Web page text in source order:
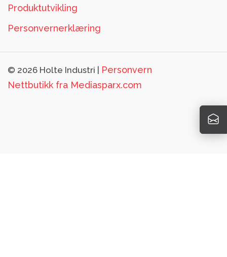
Produktutvikling
Personvernerklæring
© 2026 Holte Industri | Personvern
Nettbutikk fra Mediasparx.com